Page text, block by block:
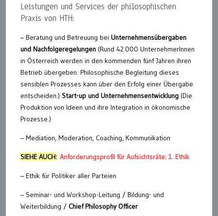
Leistungen und Services der philosophischen
Praxis von HTH:
– Beratung und Betreuung bei Unternehmensübergaben
und Nachfolgeregelungen (Rund 42.000 UnternehmerInnen
in Österreich werden in den kommenden fünf Jahren ihren
Betrieb übergeben. Philosophische Begleitung dieses
sensiblen Prozesses kann über den Erfolg einer Übergabe
entscheiden.) Start-up und Unternehmensentwicklung (Die
Produktion von Ideen und ihre Integration in ökonomische
Prozesse.)
– Mediation, Moderation, Coaching, Kommunikation
SIEHE AUCH: Anforderungsprofil für Aufsichtsräte: 1. Ethik
– Ethik für Politiker aller Parteien
– Seminar- und Workshop-Leitung / Bildung- und
Weiterbildung / Chief Philosophy Officer